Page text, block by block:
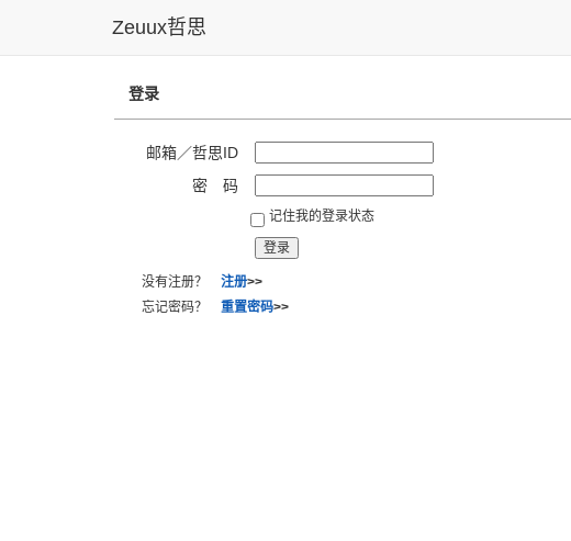
Zeuux哲思
登录
邮箱／哲思ID
密 码
记住我的登录状态
没有注册？ 注册>>
忘记密码？ 重置密码>>